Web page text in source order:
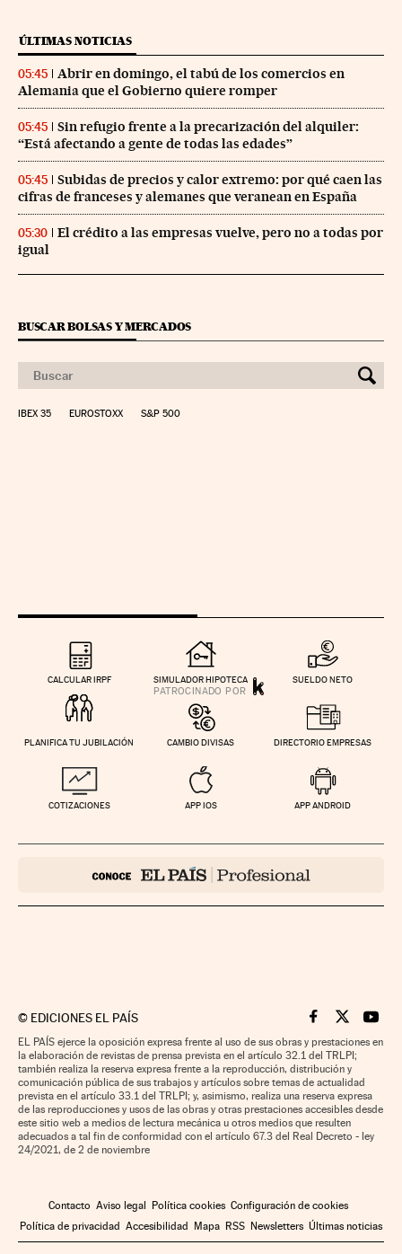
ÚLTIMAS NOTICIAS
05:45
Abrir en domingo, el tabú de los comercios en
Alemania que el Gobierno quiere romper
05:45
Sin refugio frente a la precarización del alquiler:
“Está afectando a gente de todas las edades”
05:45
Subidas de precios y calor extremo: por qué caen las
cifras de franceses y alemanes que veranean en España
05:30
El crédito a las empresas vuelve, pero no a todas por
igual
BUSCAR BOLSAS Y MERCADOS
IBEX 35 EUROSTOXX S&P 500
CALCULAR IRPF SIMULADOR HIPOTECA SUELDO NETO
PLANIFICA TU JUBILACIÓN CAMBIO DIVISAS DIRECTORIO EMPRESAS
COTIZACIONES APP IOS APP ANDROID
© EDICIONES EL PAÍS Cinco Días en
Cinco Días
Cinco
EL PAÍS ejerce la oposición expresa frente al uso de sus obras y prestaciones en
la elaboración de revistas de prensa prevista en el artículo 32.1 del TRLPI;
también realiza la reserva expresa frente a la reproducción, distribución y
comunicación pública de sus trabajos y artículos sobre temas de actualidad
prevista en el artículo 33.1 del TRLPI; y, asimismo, realiza una reserva expresa
de las reproducciones y usos de las obras y otras prestaciones accesibles desde
este sitio web a medios de lectura mecánica u otros medios que resulten
adecuados a tal fin de conformidad con el artículo 67.3 del Real Decreto - ley
24/2021, de 2 de noviembre
Contacto Aviso legal Política cookies Configuración de cookies
Política de privacidad Accesibilidad Mapa RSS Newsletters Últimas noticias